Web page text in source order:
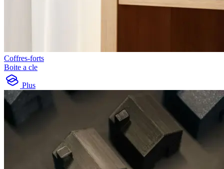
Coffres-forts
Boite a cle
Plus